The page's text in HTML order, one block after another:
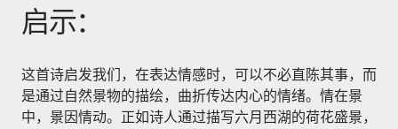
启示：
这首诗启发我们，在表达情感时，可以不必直陈其事，而
是通过自然景物的描绘，曲折传达内心的情绪。情在景
中，景因情动。正如诗人通过描写六月西湖的荷花盛景，